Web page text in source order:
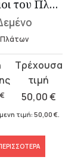
Οι Νόμοι του Πλάτωνα (2 τόμοι)
Πλάτων
€ 50,00€
τιμή: 50,00 €.